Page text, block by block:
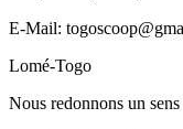
E-Mail:
Lomé-Togo
Nous redonnons un